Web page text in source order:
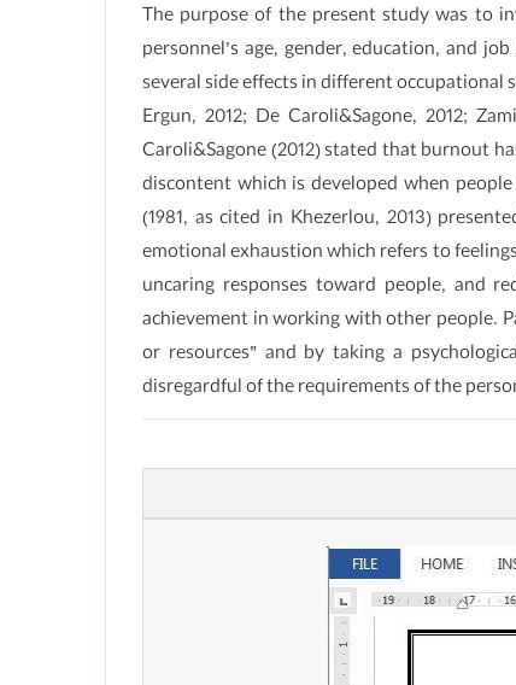
The purpose of the present study was to
personnel’s age, gender, education, and
several side effects in different occupational
Ergun, 2012; De Caroli&Sagone, 2012;
Caroli&Sagone (2012) stated that burnout
discontent which is developed when
(1981, as cited in Khezerlou, 2013)
emotional exhaustion which refers to
uncaring responses toward people, and
achievement in working with other people.
or resources” and by taking a
disregardful of the requirements of the